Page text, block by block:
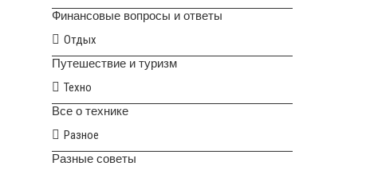
Финансовые вопросы и ответы
Отдых
Путешествие и туризм
Техно
Все о технике
Разное
Разные советы